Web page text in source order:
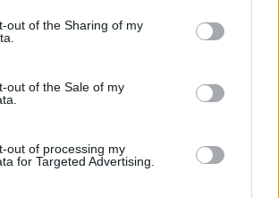
out of the Sharing of my
out of the Sale of my
out of processing my
for Targeted Advertising.
Telegram WhatsApp
delle news di TecnoGazzetta?